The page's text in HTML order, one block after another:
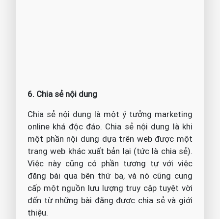
6. Chia sẻ nội dung
Chia sẻ nội dung là một ý tưởng marketing
online khá độc đáo. Chia sẻ nội dung là khi
một phần nội dung dựa trên web được một
trang web khác xuất bản lại (tức là chia sẻ).
Việc này cũng có phần tương tự với việc
đăng bài qua bên thứ ba, và nó cũng cung
cấp một nguồn lưu lượng truy cập tuyệt vời
đến từ những bài đăng được chia sẻ và giới
thiệu.